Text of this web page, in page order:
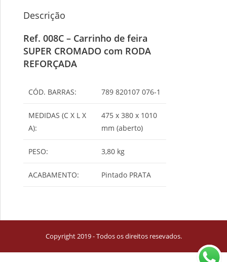
Descrição
Ref. 008C – Carrinho de feira
SUPER CROMADO com RODA
REFORÇADA
CÓD. BARRAS: 789 820107 076-1
MEDIDAS (C X L X
A):
475 x 380 x 1010
mm (aberto)
PESO: 3,80 kg
ACABAMENTO: Pintado PRATA
Copyright 2019 - Todos os direitos resevados.